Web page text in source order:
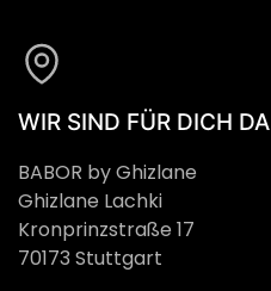
WIR SIND FÜR DICH DA
BABOR by Ghizlane
Ghizlane Lachki
Kronprinzstraße 17
70173 Stuttgart